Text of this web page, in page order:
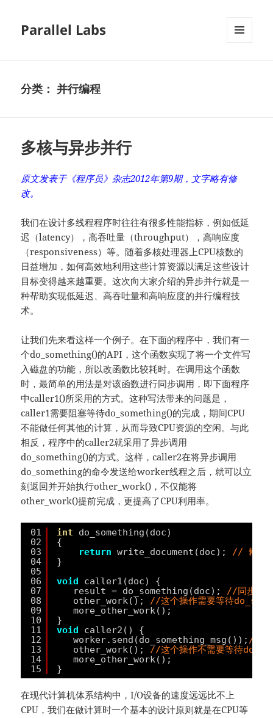
Parallel Labs
分类： 并行编程
多核与异步并行
原文发表于《程序员》杂志2012年第9期，文字略有修
改。
我们在设计多线程程序时往往有很多性能指标，例如低延
迟（latency），高吞吐量（throughput），高响应度
（responsiveness）等。随着多核处理器上CPU核数的
日益增加，如何高效地利用这些计算资源以满足这些设计
目标变得越来越重要。这次向大家介绍的异步并行就是一
种帮助实现低延迟、高吞吐量和高响应度的并行编程技
术。
让我们先来看这样一个例子。在下面的程序中，我们有一
个do_something()的API，这个函数实现了将一个文件写
入磁盘的功能，所以改函数比较耗时。在调用这个函数
时，最简单的用法是对该函数进行同步调用，即下面程序
中caller1()所采用的方式。这种写法带来的问题是，
caller1需要阻塞等待do_something()的完成，期间CPU
不能做任何其他的计算，从而导致CPU资源的空闲。与此
相反，程序中的caller2就采用了异步调用
do_something()的方式。这样，caller2在将异步调用
do_something的命令发送给worker线程之后，就可以立
刻返回并开始执行other_work()，不仅能将
other_work()提前完成，更提高了CPU利用率。
01
02
03
04
05
06
07
08
09
10
11
12
13
14
15
int
do_something(doc)
{
return write_document(doc); // 耗时
}
void
caller1(doc) {
result = do_something(doc); //同步调
other_work(); //这个操作需要等待
more_other_work();
}
void
caller2() {
worker.send(do_something_msg()); //异
other_work(); //这个操作不需要等待
more_other_work();
}
在现代计算机体系结构中，I/O设备的速度远远比不上
CPU，我们在做计算时一个基本的设计原则就是在CPU等